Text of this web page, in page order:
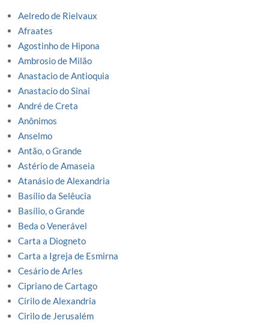
Aelredo de Rielvaux
Afraates
Agostinho de Hipona
Ambrosio de Milão
Anastacio de Antioquia
Anastacio do Sinai
André de Creta
Anônimos
Anselmo
Antão, o Grande
Astério de Amaseia
Atanásio de Alexandria
Basílio da Selêucia
Basílio, o Grande
Beda o Venerável
Carta a Diogneto
Carta a Igreja de Esmirna
Cesário de Arles
Cipriano de Cartago
Cirilo de Alexandria
Cirilo de Jerusalém